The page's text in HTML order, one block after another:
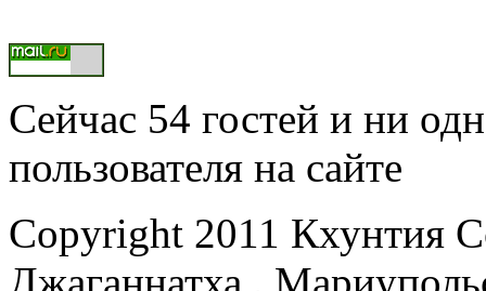
Сейчас 54 гостей и ни
пользователя на сайте
Copyright 2011 Кхунтия